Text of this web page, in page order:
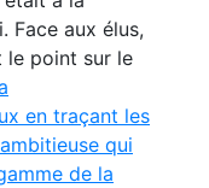
Face aux élus,
le point sur le
en traçant les
qui
de la